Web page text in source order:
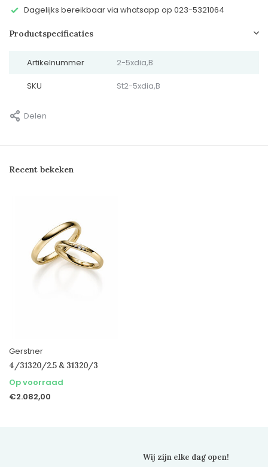
Dagelijks bereikbaar via whatsapp op 023-5321064
Productspecificaties
Artikelnummer 2-5xdia,B
SKU St2-5xdia,B
Delen
Recent bekeken
Gerstner
4/31320/2.5 & 31320/3
Op voorraad
€2.082,00
Wij zijn elke dag open!